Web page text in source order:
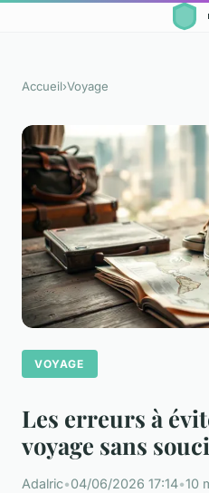
Accueil›Voyage
VOYAGE
Les erreurs à
voyage sans
Adalric•04/06/2026 17:14•10